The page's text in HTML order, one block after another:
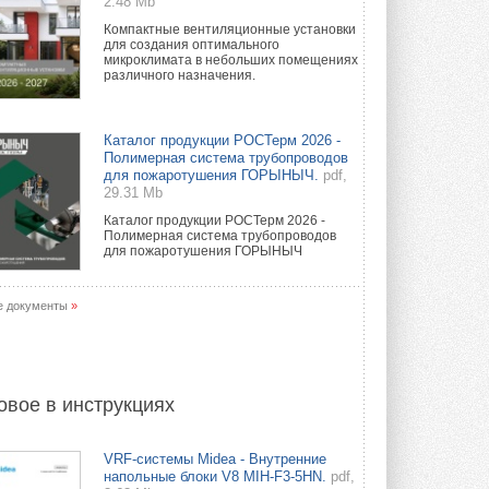
Компактные вентиляционные установки
для создания оптимального
микроклимата в небольших помещениях
различного назначения.
Каталог продукции РОСТерм 2026 -
Полимерная система трубопроводов
для пожаротушения ГОРЫНЫЧ.
pdf,
29.31 Mb
Каталог продукции РОСТерм 2026 -
Полимерная система трубопроводов
для пожаротушения ГОРЫНЫЧ
документы »
в инструкциях
VRF-системы Midea - Внутренние
напольные блоки V8 MIH-F3-5HN. pdf,